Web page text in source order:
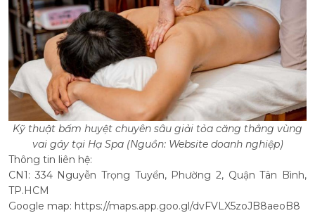
Kỹ thuật bấm huyệt chuyên sâu giải tỏa căng thẳng vùng
vai gáy tại Hạ Spa (Nguồn: Website doanh nghiệp)
Thông tin liên hệ:
CN1: 334 Nguyễn Trọng Tuyển, Phường 2, Quận Tân Bình,
TP.HCM
Google map: https://maps.app.goo.gl/dvFVLX5zoJB8aeoB8